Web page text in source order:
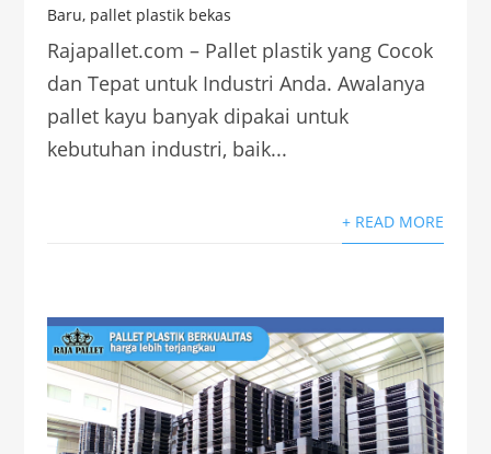
Baru, pallet plastik bekas
Rajapallet.com – Pallet plastik yang Cocok
dan Tepat untuk Industri Anda. Awalanya
pallet kayu banyak dipakai untuk
kebutuhan industri, baik...
+ READ MORE